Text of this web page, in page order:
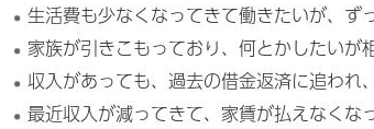
生活費も少なくなってきて働きたいが、ず
家族が引きこもっており、何とかしたいが
収入があっても、過去の借金返済に追われ
最近収入が減ってきて、家賃が払えなくな